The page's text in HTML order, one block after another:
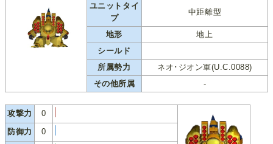
ユニットタイ
プ
中距離型
地形
地上
シールド
所属勢力
ネオ･ジオン軍(U.C.0088)
その他所属
-
攻撃力
0
防御力
0